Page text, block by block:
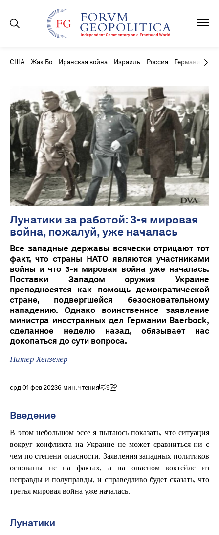
США Жак Бо Иранская война Израиль Россия Германия
Лунатики за работой: 3-я мировая
война, пожалуй, уже началась
Все западные державы всячески отрицают тот
факт, что страны НАТО являются участниками
войны и что 3-я мировая война уже началась.
Поставки Западом оружия Украине
преподносятся как помощь демократической
стране, подвергшейся безосновательному
нападению. Однако воинственное заявление
министра иностранных дел Германии Baerbock,
сделанное неделю назад, обязывает нас
докопаться до сути вопроса.
Питер Хензелер
срд 01 фев 20236 мин. чтения 9
Введение
В этом небольшом эссе я пытаюсь показать, что ситуация
вокруг конфликта на Украине не может сравниться ни с
чем по степени опасности. Заявления западных политиков
основаны не на фактах, а на опасном коктейле из
неправды и полуправды, и справедливо будет сказать, что
третья мировая война уже началась.
Лунатики